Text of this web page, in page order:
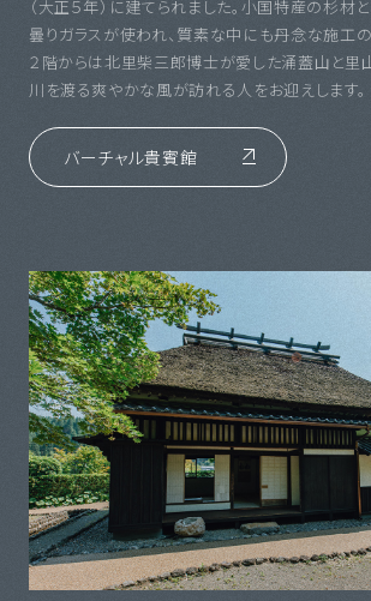
（大正５年）に建てられました。小国特産の杉材
曇りガラスが使われ、質素な中にも丹念な施工
２階からは北里柴三郎博士が愛した涌蓋山と里
川を渡る爽やかな風が訪れる人をお迎えします。
バーチャル貴賓館